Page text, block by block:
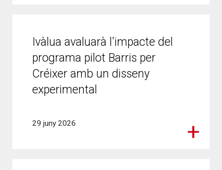
Ivàlua avaluarà l'impacte del
programa pilot Barris per
Créixer amb un disseny
experimental